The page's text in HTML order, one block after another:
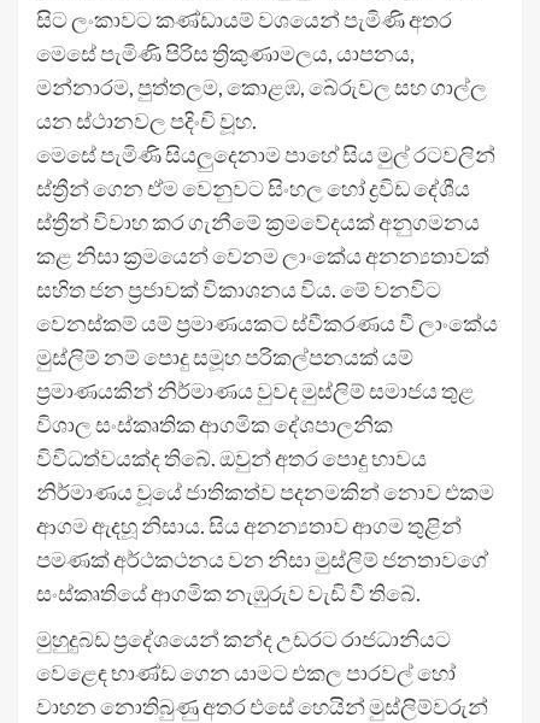
සිට ලංකාවට කණ්ඩායම් වශයෙන් පැමිණි අතර
මෙසේ පැමිණි පිරිස ත්‍රිකුණාමලය, යාපනය,
මන්නාරම, පුත්තලම, කොළඹ, බේරුවල සහ ගාල්ල
යන ස්ථානවල පදිංචි වූහ.
මෙසේ පැමිණි සියලුදෙනාම පාහේ සිය මුල් රටවලින්
ස්ත්‍රීන් ගෙන ඒම වෙනුවට සිංහල හෝ ද්‍රවිඩ දේශීය
ස්ත්‍රීන් විවාහ කර ගැනීමේ ක්‍රමවේදයක් අනුගමනය
කළ නිසා ක්‍රමයෙන් වෙනම ලාංකේය අනන්‍යතාවක්
සහිත ජන ප්‍රජාවක් විකාශනය විය. මේ වනවිට
වෙනස්කම් යම් ප්‍රමාණයකට ස්වීකරණය වී ලාංකේය
මුස්ලිම් නම් පොදු සමූහ පරිකල්පනයක් යම්
ප්‍රමාණයකින් නිර්මාණය වුවද මුස්ලිම් සමාජය තුළ
විශාල සංස්කෘතික ආගමික දේශපාලනික
විවිධත්වයක්ද තිබේ. ඔවුන් අතර පොදු භාවය
නිර්මාණය වූයේ ජාතිකත්ව පදනමකින් නොව එකම
ආගම ඇදහූ නිසාය. සිය අනන්‍යතාව ආගම තුළින්
පමණක් අර්ථකථනය වන නිසා මුස්ලිම් ජනතාවගේ
සංස්කෘතියේ ආගමික නැඹුරුව වැඩි වී තිබේ.
මුහුදුබඩ ප්‍රදේශයෙන් කන්ද උඩරට රාජධානියට
වෙළෙඳ භාණ්ඩ ගෙන යාමට එකල පාරවල් හෝ
වාහන නොතිබුණු අතර එසේ හෙයින් මුස්ලිම්වරුන්